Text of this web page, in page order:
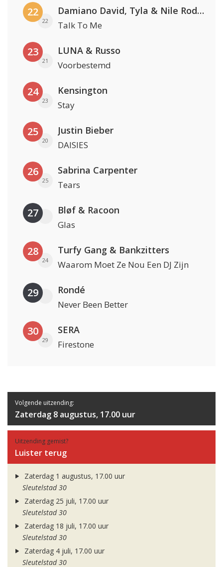
22
22
Damiano David, Tyla & Nile Rodgers
Talk To Me
23
21
LUNA & Russo
Voorbestemd
24
23
Kensington
Stay
25
20
Justin Bieber
DAISIES
26
25
Sabrina Carpenter
Tears
27 Bløf & Racoon
Glas
28
24
Turfy Gang & Bankzitters
Waarom Moet Ze Nou Een DJ Zijn
29 Rondé
Never Been Better
30
29
SERA
Firestone
Volgende uitzending:
Zaterdag 8 augustus, 17.00 uur
Uitzending gemist?
Luister terug
Zaterdag 1 augustus, 17.00 uur
Sleutelstad 30
Zaterdag 25 juli, 17.00 uur
Sleutelstad 30
Zaterdag 18 juli, 17.00 uur
Sleutelstad 30
Zaterdag 4 juli, 17.00 uur
Sleutelstad 30